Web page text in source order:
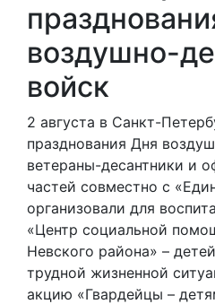
воздушно-
войск
2 августа в Санкт-
празднования Дня
ветераны-десантники и
частей совместно с
организовали для
«Центр социальной
Невского района» –
трудной жизненной
акцию «Гвардейцы –